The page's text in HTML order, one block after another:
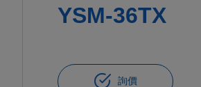
YSM-36TX
詢價